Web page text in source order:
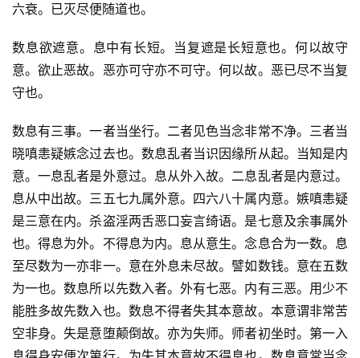
六衰。已灭尽便随道也。
数息欲遮意。息中有长短。当复遮是长短意也。何以故守
意。欲止恶故。恶亦可守亦不可守。何以故。恶已尽不当复
守也。
数息有三事。一者当坐行。二者见色当念非常不净。三者当
晓嗔恚疑嫉念过去也。数息乱者当识因缘所从起。当知是内
意。一息乱者是外意过。息从外入故。二息乱者是内意过。
息从中出故。三五七九属外意。四六八十属内意。嫉嗔恚疑
是三意在内。杀盗淫两舌恶口妄言绮语。是七意及余事属外
也。得息为外。不得息为内。息从意生。念息合为一数。息
至尽数为一亦非一。意在外息未尽故。譬如数钱。意在五数
为一也。数息所以先数入者。外有七恶。内有三恶。用少不
能胜多故先数入也。数息不得者失其本意故。本意谓非常苦
空非身。失是意堕颠倒故。亦为失师。师者初坐时。第一入